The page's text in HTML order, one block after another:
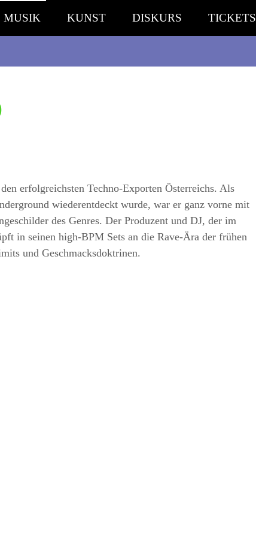
MUSIK KUNST DISKURS TICKETS
erfolgreichsten Techno-Exporten Österreichs. Als
wiederentdeckt wurde, war er ganz vorne mit
des Genres. Der Produzent und DJ, der im
in seinen high-BPM Sets an die Rave-Ära der frühen
und Geschmacksdoktrinen.